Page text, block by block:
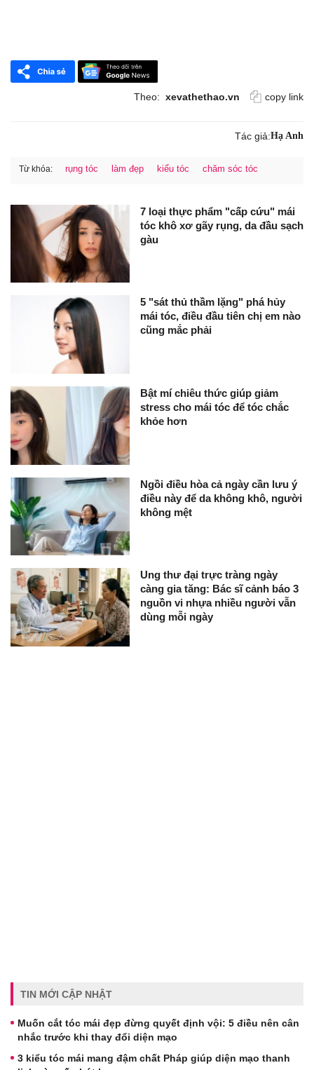
Theo: xevathethao.vn copy link
Tác giả:Hạ Anh
Từ khóa: rụng tóc làm đẹp kiểu tóc chăm sóc tóc
7 loại thực phẩm "cấp cứu" mái
tóc khô xơ gãy rụng, da đầu sạch
gàu
5 "sát thủ thầm lặng" phá hủy
mái tóc, điều đầu tiên chị em nào
cũng mắc phải
Bật mí chiêu thức giúp giảm
stress cho mái tóc để tóc chắc
khỏe hơn
Ngồi điều hòa cả ngày cần lưu ý
điều này để da không khô, người
không mệt
Ung thư đại trực tràng ngày
càng gia tăng: Bác sĩ cảnh báo 3
nguồn vi nhựa nhiều người vẫn
dùng mỗi ngày
TIN MỚI CẬP NHẬT
Muốn cắt tóc mái đẹp đừng quyết định vội: 5 điều nên cân
nhắc trước khi thay đổi diện mạo
3 kiểu tóc mái mang đậm chất Pháp giúp diện mạo thanh